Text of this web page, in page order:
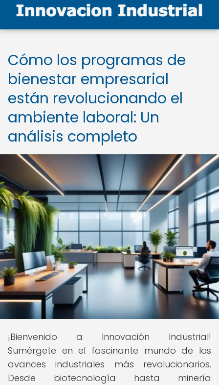
Cómo los programas de
bienestar empresarial
están revolucionando el
ambiente laboral: Un
análisis completo
¡Bienvenido a Innovación Industrial!
Sumérgete en el fascinante mundo de los
avances industriales más revolucionarios.
Desde biotecnología hasta minería